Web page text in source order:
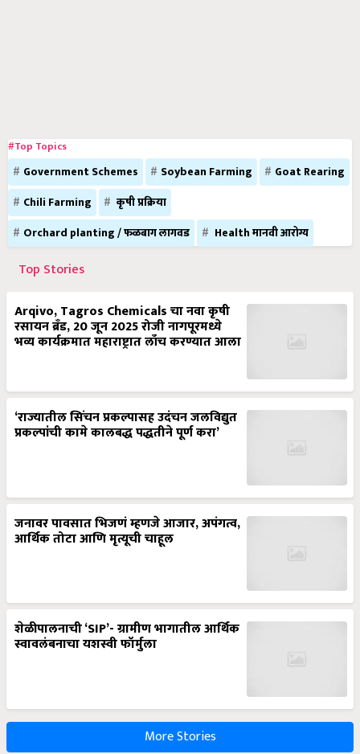
#Top Topics
Government Schemes Soybean Farming
Goat Rearing
Chili Farming
कृषी प्रक्रिया
Orchard planting / फळबाग लागवड
Health मानवी आरोग्य
Top Stories
Arqivo, Tagros Chemicals चा नवा कृषी
रसायन ब्रँड, 20 जून 2025 रोजी नागपूरमध्ये
भव्य कार्यक्रमात महाराष्ट्रात लाँच करण्यात आला
‘राज्यातील सिंचन प्रकल्पासह उदंचन जलविद्युत
प्रकल्पांची कामे कालबद्ध पद्धतीने पूर्ण करा’
जनावर पावसात भिजणं म्हणजे आजार, अपंगत्व,
आर्थिक तोटा आणि मृत्यूची चाहूल
शेळीपालनाची ‘SIP’- ग्रामीण भागातील आर्थिक
स्वावलंबनाचा यशस्वी फॉर्मुला
More Stories